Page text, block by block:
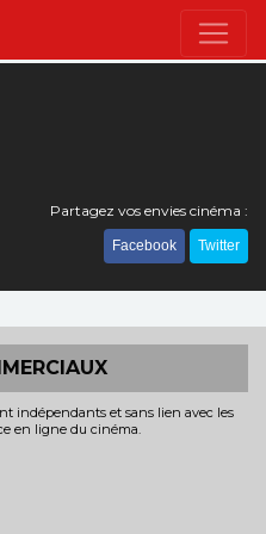
Partagez vos envies cinéma :
Facebook Twitter
indépendants et sans lien avec les
en ligne du cinéma.